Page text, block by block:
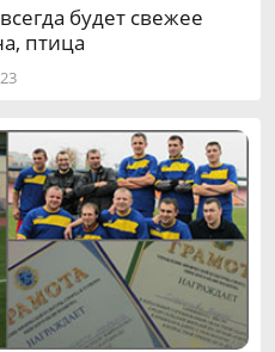
будет свежее
птица
23